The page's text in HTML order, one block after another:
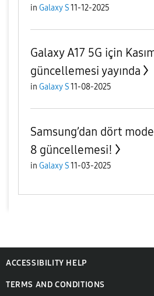
in Galaxy S11-12-2025
Galaxy A17 5G için
güncellemesi yayında
in Galaxy S11-08-2025
Samsung’dan dört
8 güncellemesi!
in Galaxy S11-03-2025
ACCESSIBILITY HELP
TERMS AND CONDITIONS